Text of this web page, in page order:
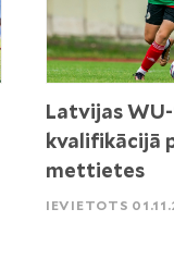
Latvijas WU-
kvalifikācijā
mettietes
IEVIETOTS